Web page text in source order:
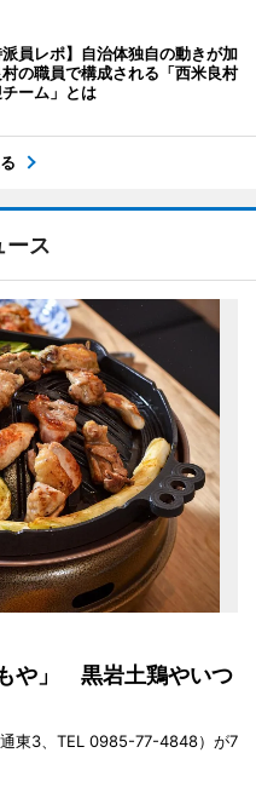
派員レポ】自治体独自の動きが加
の職員で構成される「西米良村
ーム」とは
ース
や」 黒岩土鶏やいつ
通東3、TEL 0985-77-4848）が7